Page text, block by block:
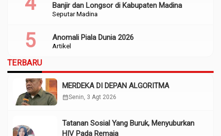
Seputar Madina
Banjir dan Longsor di Kabupaten Madina
Artikel
Anomali Piala Dunia 2026
TERBARU
MERDEKA DI DEPAN ALGORITMA
calendar_monthSenin, 3 Agt 2026
Tatanan Sosial Yang Buruk, Menyuburkan
HIV Pada Remaja